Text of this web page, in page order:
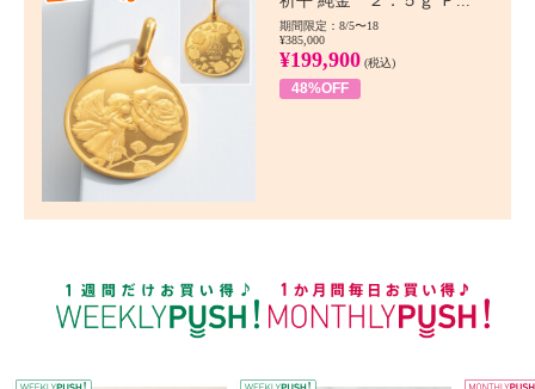
期間限定：8/5〜18
¥385,000
¥199,900 (税込)
48%OFF